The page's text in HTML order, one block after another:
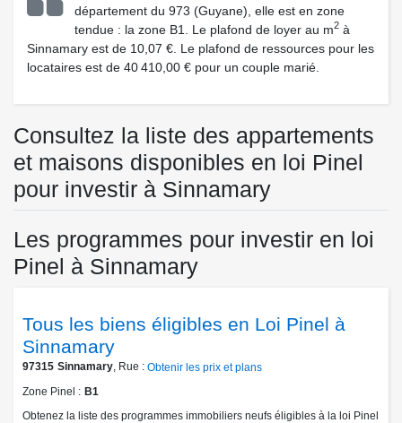
département du 973 (Guyane), elle est en zone
tendue : la zone B1. Le plafond de loyer au m2à
Sinnamary est de 10,07 €. Le plafond de ressources pour les
locataires est de 40 410,00 € pour un couple marié.
Consultez la liste des appartements
et maisons disponibles en loi Pinel
pour investir à Sinnamary
Les programmes pour investir en loi
Pinel à Sinnamary
Tous les biens éligibles en Loi Pinel à
Sinnamary
97315 Sinnamary , Rue : Obtenir les prix et plans
Zone Pinel
B1
Obtenez la liste des programmes immobiliers neufs éligibles à la loi Pinel